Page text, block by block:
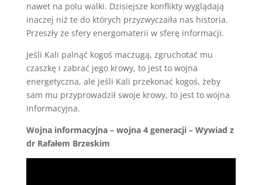
nawet na polu walki. Dzisiejsze konflikty wyglądają
inaczej niż te do których przyzwyczaiła nas historia.
Przeszły ze sfery energomaterii w sferę informacji.
Jeśli Kali palnąć kogoś maczugą, zgruchotać mu
czaszkę i zabrać jego krowy, to jest to wojna
energetyczna, ale jeśli Kali przekonać kogoś, żeby
sam mu przyprowadził swoje krowy, to jest to wojna
informacyjna.
Wojna informacyjna – wojna 4 generacji – Wywiad z
dr Rafałem Brzeskim